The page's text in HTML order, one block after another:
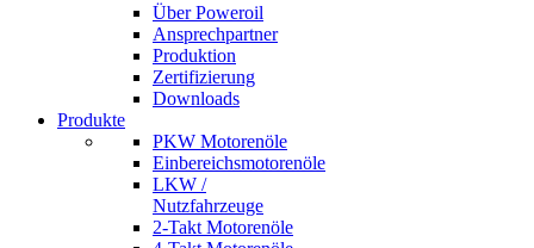
Über Poweroil
Ansprechpartner
Produktion
Zertifizierung
Downloads
Produkte
PKW Motorenöle
Einbereichsmotorenöle
LKW /
Nutzfahrzeuge
2-Takt Motorenöle